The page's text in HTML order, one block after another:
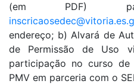
(em PDF)
endereço; b) Alvará de
de Permissão de Uso
participação no curso
PMV em parceria com o